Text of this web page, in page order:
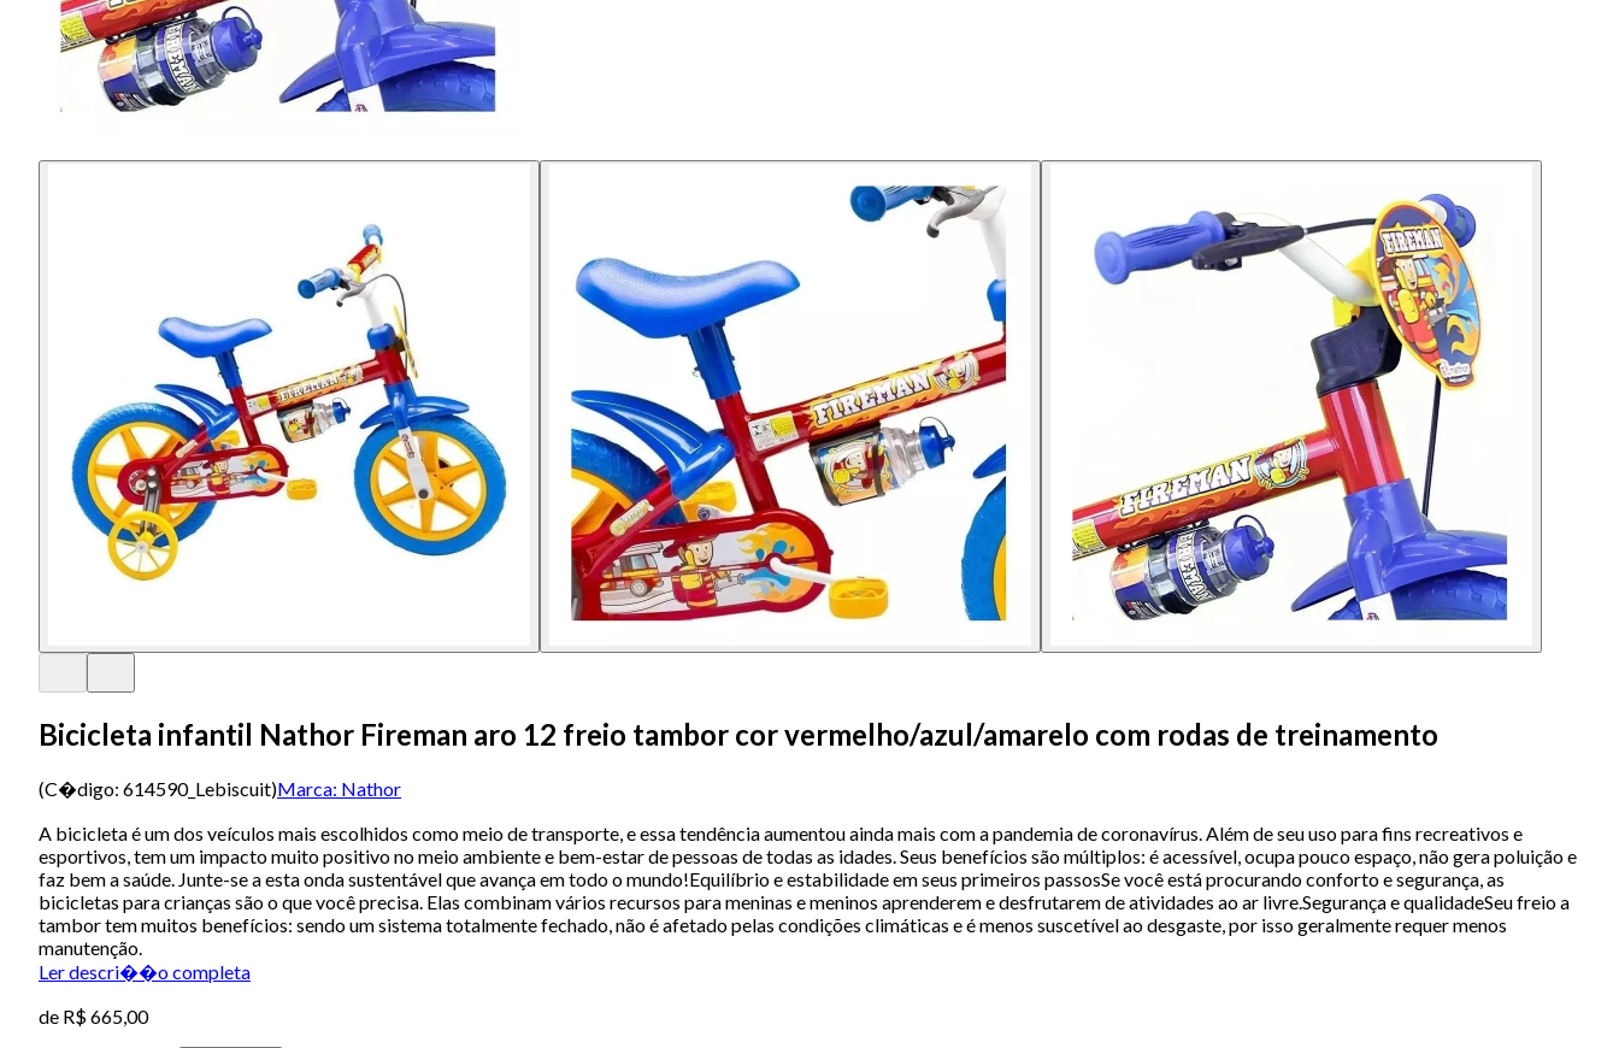
Bicicleta infantil Nathor Fireman aro 12 freio tambor cor vermelho/azul/amarelo com rodas de treinamento
(C�digo: 614590_Lebiscuit)Marca: Nathor
A bicicleta é um dos veículos mais escolhidos como meio de transporte, e essa tendência aumentou ainda mais com a pandemia de coronavírus. Além de seu uso para fins recreativos e
esportivos, tem um impacto muito positivo no meio ambiente e bem-estar de pessoas de todas as idades. Seus benefícios são múltiplos: é acessível, ocupa pouco espaço, não gera poluição e
faz bem a saúde. Junte-se a esta onda sustentável que avança em todo o mundo!Equilíbrio e estabilidade em seus primeiros passosSe você está procurando conforto e segurança, as
bicicletas para crianças são o que você precisa. Elas combinam vários recursos para meninas e meninos aprenderem e desfrutarem de atividades ao ar livre.Segurança e qualidadeSeu freio a
tambor tem muitos benefícios: sendo um sistema totalmente fechado, não é afetado pelas condições climáticas e é menos suscetível ao desgaste, por isso geralmente requer menos
manutenção.
Ler descri��o completa
de R$ 665,00